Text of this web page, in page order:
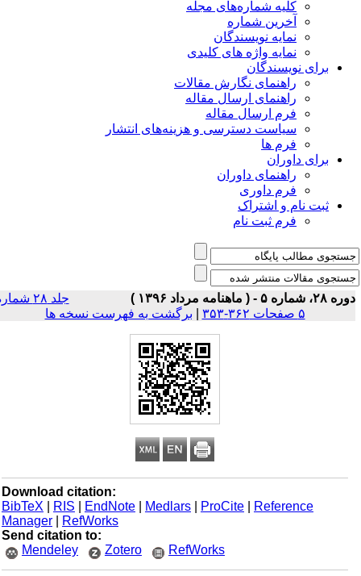
کلیه شماره‌های مجله
آخرین شماره
نمایه نویسندگان
نمایه واژه های کلیدی
برای نویسندگان
راهنمای نگارش مقالات
راهنمای ارسال مقاله
فرم ارسال مقاله
سیاست دسترسی و هزینه‌های انتشار
فرم ها
برای داوران
راهنمای داوران
فرم داوری
ثبت نام و اشتراک
فرم ثبت نام
شماره ۵ - ( ماهنامه مرداد ۱۳۹۶ )
جلد ۲۸ شماره
| برگشت به فهرست نسخه ها
Download citation:
BibTeX
| RIS |EndNote |Medlars |ProCite |Reference
Manager
|RefWorks
Send citation to:
Mendeley
Zotero RefWorks